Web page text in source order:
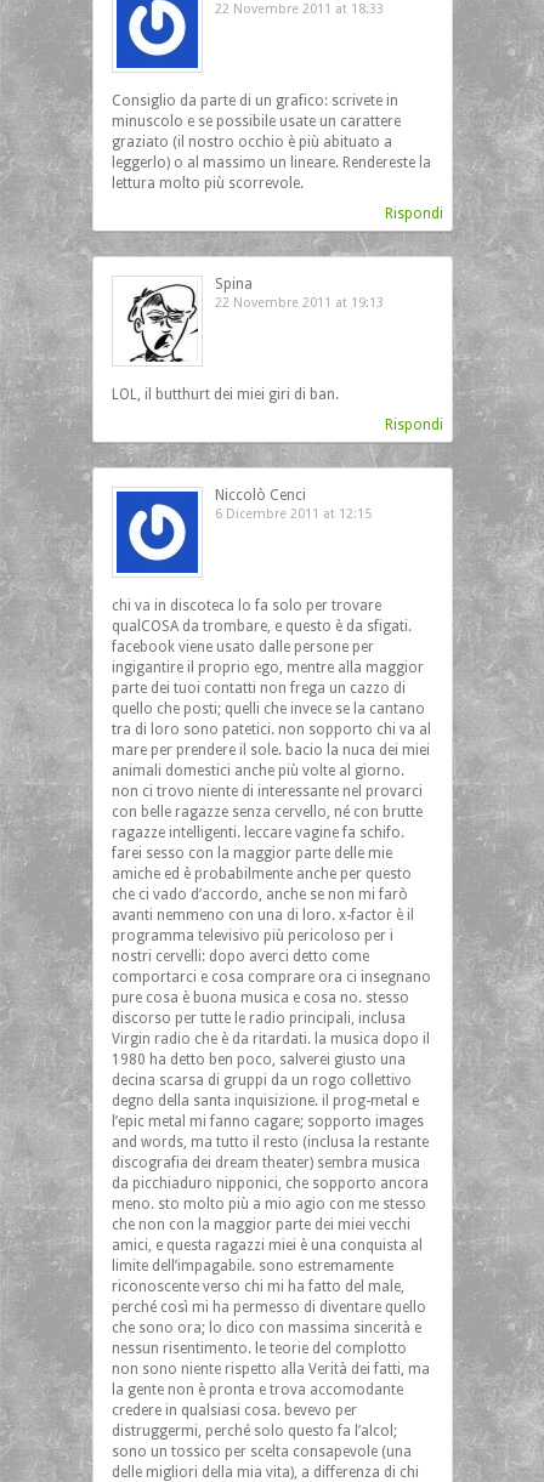
22 Novembre 2011 at 18:33
Consiglio da parte di un grafico: scrivete in
minuscolo e se possibile usate un carattere
graziato (il nostro occhio è più abituato a
leggerlo) o al massimo un lineare. Rendereste la
lettura molto più scorrevole.
Rispondi
Spina
22 Novembre 2011 at 19:13
LOL, il butthurt dei miei giri di ban.
Rispondi
Niccolò Cenci
6 Dicembre 2011 at 12:15
chi va in discoteca lo fa solo per trovare
qualCOSA da trombare, e questo è da sfigati.
facebook viene usato dalle persone per
ingigantire il proprio ego, mentre alla maggior
parte dei tuoi contatti non frega un cazzo di
quello che posti; quelli che invece se la cantano
tra di loro sono patetici. non sopporto chi va al
mare per prendere il sole. bacio la nuca dei miei
animali domestici anche più volte al giorno.
non ci trovo niente di interessante nel provarci
con belle ragazze senza cervello, né con brutte
ragazze intelligenti. leccare vagine fa schifo.
farei sesso con la maggior parte delle mie
amiche ed è probabilmente anche per questo
che ci vado d’accordo, anche se non mi farò
avanti nemmeno con una di loro. x-factor è il
programma televisivo più pericoloso per i
nostri cervelli: dopo averci detto come
comportarci e cosa comprare ora ci insegnano
pure cosa è buona musica e cosa no. stesso
discorso per tutte le radio principali, inclusa
Virgin radio che è da ritardati. la musica dopo il
1980 ha detto ben poco, salverei giusto una
decina scarsa di gruppi da un rogo collettivo
degno della santa inquisizione. il prog-metal e
l’epic metal mi fanno cagare; sopporto images
and words, ma tutto il resto (inclusa la restante
discografia dei dream theater) sembra musica
da picchiaduro nipponici, che sopporto ancora
meno. sto molto più a mio agio con me stesso
che non con la maggior parte dei miei vecchi
amici, e questa ragazzi miei è una conquista al
limite dell’impagabile. sono estremamente
riconoscente verso chi mi ha fatto del male,
perché così mi ha permesso di diventare quello
che sono ora; lo dico con massima sincerità e
nessun risentimento. le teorie del complotto
non sono niente rispetto alla Verità dei fatti, ma
la gente non è pronta e trova accomodante
credere in qualsiasi cosa. bevevo per
distruggermi, perché solo questo fa l’alcol;
sono un tossico per scelta consapevole (una
delle migliori della mia vita), a differenza di chi